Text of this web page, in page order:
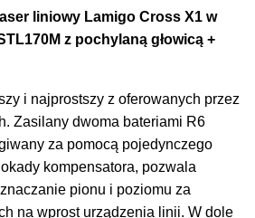
liniowy Lamigo Cross X1 w
z pochylaną głowicą +
i najprostszy z oferowanych przez
Zasilany dwoma bateriami R6
za pomocą pojedynczego
kompensatora, pozwala
pionu i poziomu za
na wprost urządzenia linii. W dole